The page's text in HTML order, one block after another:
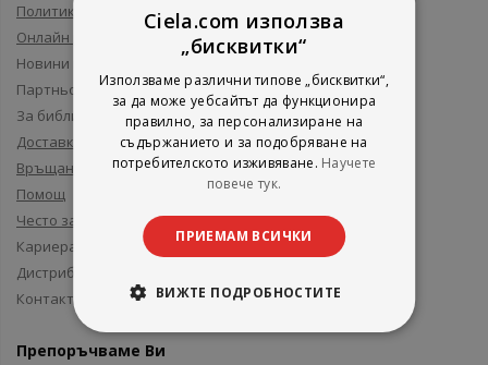
Политика за поверителност
Онлайн решаване на спорове
Новини и събития
Партньори и приятели
За библиотеки
Доставка
Връщане
Помощ
Често задавани въпроси
Кариера
Дистрибуция
Контакти
Препоръчваме Ви
Ciela.com използва
„бисквитки“
Използваме различни типове „бисквитки“,
за да може уебсайтът да функционира
правилно, за персонализиране на
съдържанието и за подобряване на
потребителското изживяване. Научете
повече тук.
ПРИЕМАМ ВСИЧКИ
ВИЖТЕ ПОДРОБНОСТИТЕ